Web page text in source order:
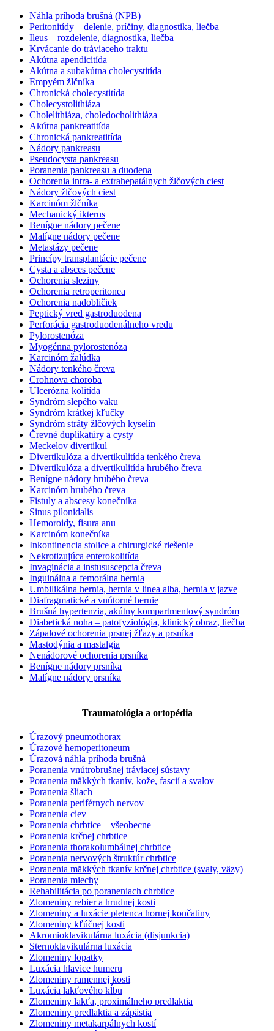
Náhla príhoda brušná (NPB)
Peritonitídy – delenie, príčiny, diagnostika, liečba
Ileus – rozdelenie, diagnostika, liečba
Krvácanie do tráviaceho traktu
Akútna apendicitída
Akútna a subakútna cholecystitída
Empyém žlčníka
Chronická cholecystitída
Cholecystolithiáza
Cholelithiáza, choledocholithiáza
Akútna pankreatitída
Chronická pankreatitída
Nádory pankreasu
Pseudocysta pankreasu
Poranenia pankreasu a duodena
Ochorenia intra- a extrahepatálnych žlčových ciest
Nádory žlčových ciest
Karcinóm žlčníka
Mechanický ikterus
Benígne nádory pečene
Malígne nádory pečene
Metastázy pečene
Princípy transplantácie pečene
Cysta a absces pečene
Ochorenia sleziny
Ochorenia retroperitonea
Ochorenia nadobličiek
Peptický vred gastroduodena
Perforácia gastroduodenálneho vredu
Pylorostenóza
Myogénna pylorostenóza
Karcinóm žalúdka
Nádory tenkého čreva
Crohnova choroba
Ulcerózna kolitída
Syndróm slepého vaku
Syndróm krátkej kľučky
Syndróm stráty žlčových kyselín
Črevné duplikatúry a cysty
Meckelov divertikul
Divertikulóza a divertikulitída tenkého čreva
Divertikulóza a divertikulitída hrubého čreva
Benígne nádory hrubého čreva
Karcinóm hrubého čreva
Fistuly a abscesy konečníka
Sinus pilonidalis
Hemoroidy, fisura anu
Karcinóm konečníka
Inkontinencia stolice a chirurgické riešenie
Nekrotizujúca enterokolitída
Invaginácia a instususcepcia čreva
Inguinálna a femorálna hernia
Umbilikálna hernia, hernia v linea alba, hernia v jazve
Diafragmatické a vnútorné hernie
Brušná hypertenzia, akútny kompartmentový syndróm
Diabetická noha – patofyziológia, klinický obraz, liečba
Zápalové ochorenia prsnej žľazy a prsníka
Mastodýnia a mastalgia
Nenádorové ochorenia prsníka
Benígne nádory prsníka
Malígne nádory prsníka
Traumatológia a ortopédia
Úrazový pneumothorax
Úrazové hemoperitoneum
Úrazová náhla príhoda brušná
Poranenia vnútrobrušnej tráviacej sústavy
Poranenia mäkkých tkanív, kože, fascií a svalov
Poranenia šliach
Poranenia periférnych nervov
Poranenia ciev
Poranenia chrbtice – všeobecne
Poranenia krčnej chrbtice
Poranenia thorakolumbálnej chrbtice
Poranenia nervových štruktúr chrbtice
Poranenia mäkkých tkanív krčnej chrbtice (svaly, väzy)
Poranenia miechy
Rehabilitácia po poraneniach chrbtice
Zlomeniny rebier a hrudnej kosti
Zlomeniny a luxácie pletenca hornej končatiny
Zlomeniny kľúčnej kosti
Akromioklavikulárna luxácia (disjunkcia)
Sternoklavikulárna luxácia
Zlomeniny lopatky
Luxácia hlavice humeru
Zlomeniny ramennej kosti
Luxácia lakťového kĺbu
Zlomeniny lakťa, proximálneho predlaktia
Zlomeniny predlaktia a zápästia
Zlomeniny metakarpálnych kostí